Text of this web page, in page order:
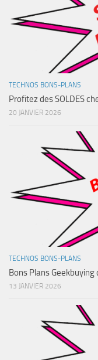
TECHNOS BONS-PLANS
Profitez des SOLDES
20 JANVIER 2026
TECHNOS BONS-PLANS
Bons Plans
13 JANVIER 2026